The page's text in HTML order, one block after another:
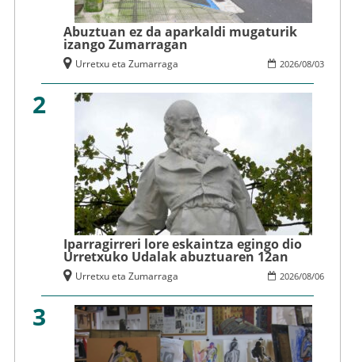
Abuztuan ez da aparkaldi mugaturik
izango Zumarragan
2026/08/03
Urretxu eta Zumarraga
2
Iparragirreri lore eskaintza egingo dio
Urretxuko Udalak abuztuaren 12an
2026/08/06
Urretxu eta Zumarraga
3